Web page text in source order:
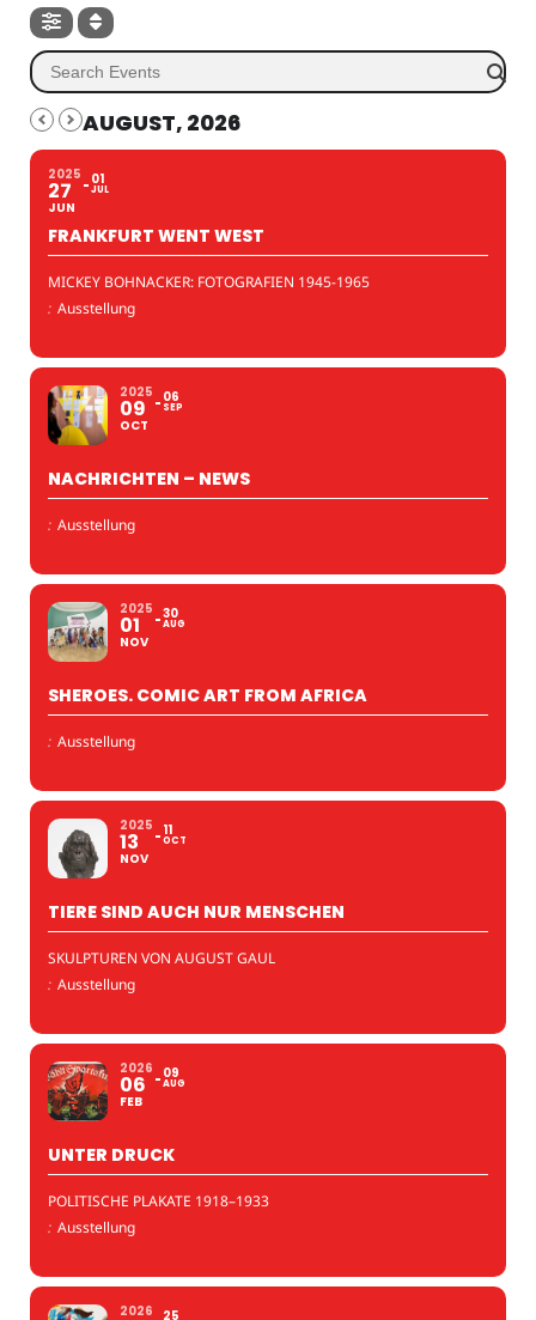
AUGUST, 2026
2025
27
JUN
01
JUL
FRANKFURT WENT WEST
MICKEY BOHNACKER: FOTOGRAFIEN 1945-1965
: Ausstellung
2025
09
OCT
06
SEP
NACHRICHTEN – NEWS
: Ausstellung
2025
01
NOV
30
AUG
SHEROES. COMIC ART FROM AFRICA
: Ausstellung
2025
13
NOV
11
OCT
TIERE SIND AUCH NUR MENSCHEN
SKULPTUREN VON AUGUST GAUL
: Ausstellung
2026
06
FEB
09
AUG
UNTER DRUCK
POLITISCHE PLAKATE 1918–1933
: Ausstellung
2026 25